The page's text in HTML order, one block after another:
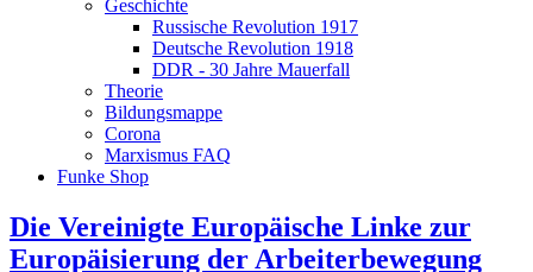
Geschichte
Russische Revolution 1917
Deutsche Revolution 1918
DDR - 30 Jahre Mauerfall
Theorie
Bildungsmappe
Corona
Marxismus FAQ
Funke Shop
Die Vereinigte Europäische Linke zur
Europäisierung der Arbeiterbewegung